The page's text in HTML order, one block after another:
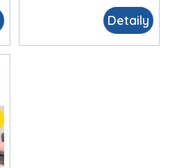
Detaily